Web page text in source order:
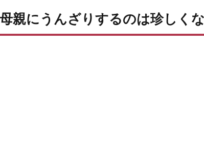
親にうんざりするのは珍しく